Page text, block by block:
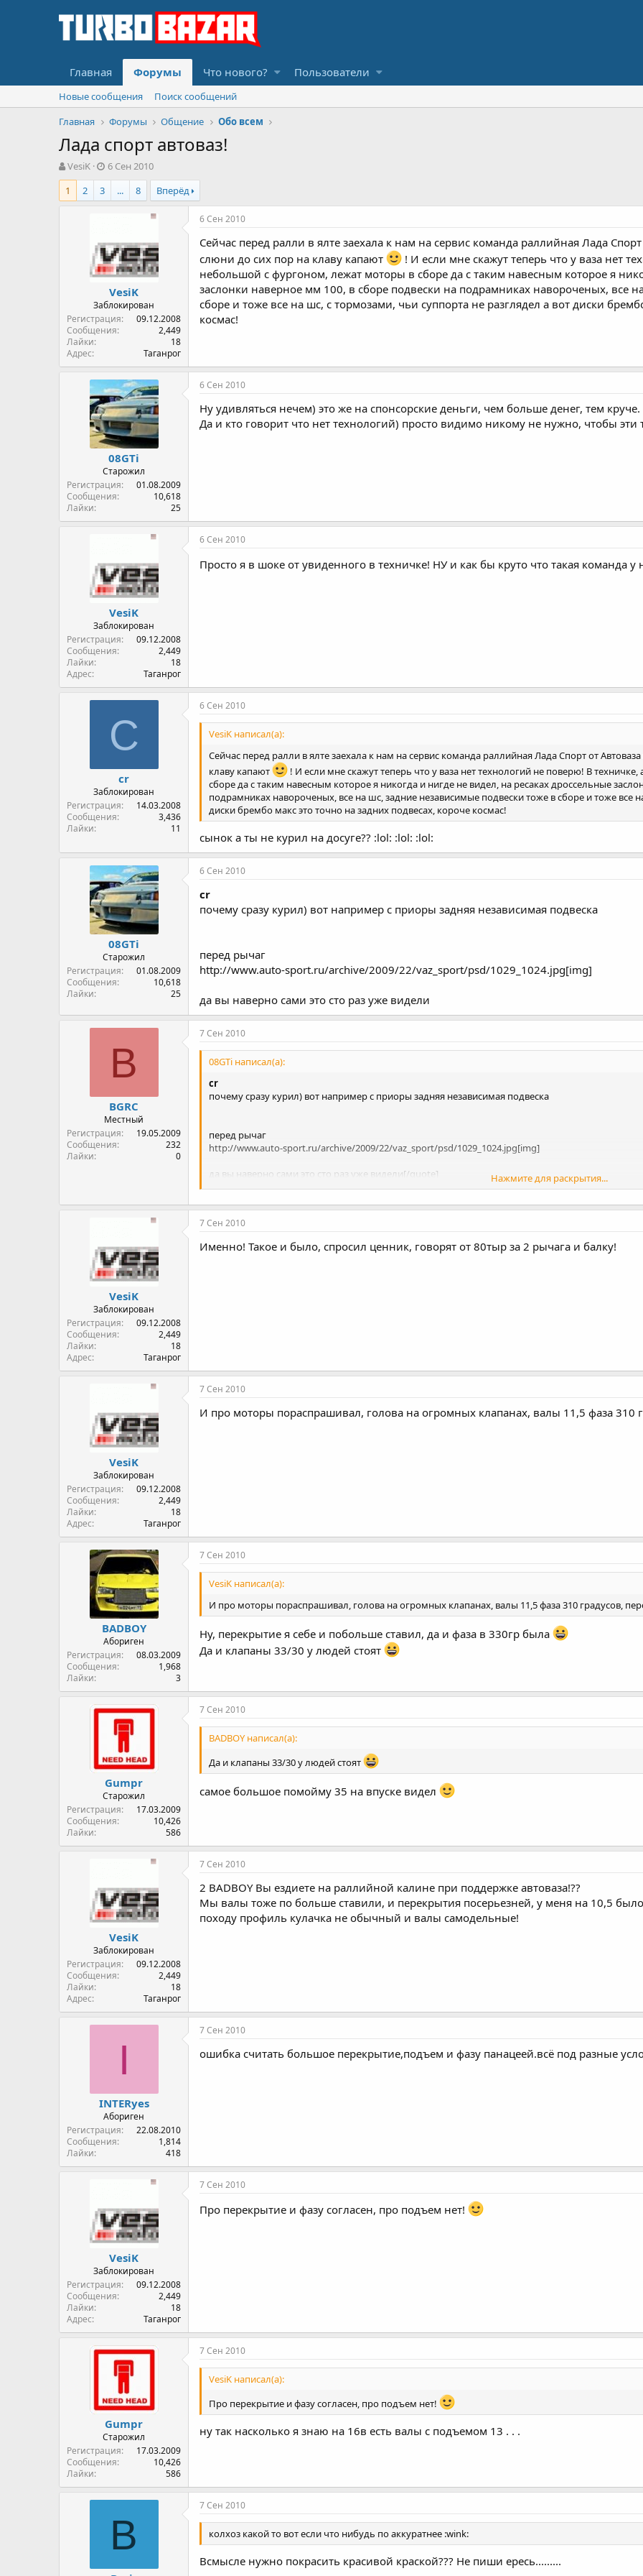
Главная Форумы Что нового? Пользователи
Новые сообщения
Поиск сообщений
Главная
Форумы Общение Обо всем
Лада спорт автоваз!
А
в
т
о
VesiK
Д
а
а
ч
а
л
а
6 Сен 2010
1
2 3 ... 8 Вперёд
VesiK
Заблокирован
Регистрация
09.12.2008
Сообщения
2,449
Лайки
18
Адрес
Таганрог
6 Сен 2010
Сейчас перед ралли в ялте заехала к нам на сервис команда раллийная Лада Спорт
слюни до сих пор на клаву капают
! И если мне скажут теперь что у ваза нет
небольшой с фургоном, лежат моторы в сборе да с таким навесным которое я
заслонки наверное мм 100, в сборе подвески на подрамниках навороченых, все
сборе и тоже все на шс, с тормозами, чьи суппорта не разглядел а вот диски
космас!
08GTi
Старожил
Регистрация
01.08.2009
Сообщения
10,618
Лайки
25
6 Сен 2010
Ну удивляться нечем) это же на спонсорские деньги, чем больше денег, тем круче.
Да и кто говорит что нет технологий) просто видимо никому не нужно, чтобы
VesiK
Заблокирован
Регистрация
09.12.2008
Сообщения
2,449
Лайки
18
Адрес
Таганрог
6 Сен 2010
Просто я в шоке от увиденного в техничке! НУ и как бы круто что такая команда у
C
cr
Заблокирован
Регистрация
14.03.2008
Сообщения
3,436
Лайки
11
6 Сен 2010
VesiK написал(а):
Сейчас перед ралли в ялте заехала к нам на сервис команда раллийная Лада Спорт от
клаву капают
! И если мне скажут теперь что у ваза нет технологий не поверю! В
сборе да с таким навесным которое я никогда и нигде не видел, на ресаках дроссельные
подрамниках навороченых, все на шс, задние независимые подвески тоже в сборе и тоже все
диски брембо макс это точно на задних подвесах, короче космас!
сынок а ты не курил на досуге?? :lol: :lol: :lol:
08GTi
Старожил
Регистрация
01.08.2009
Сообщения
10,618
Лайки
25
6 Сен 2010
cr
почему сразу курил) вот например с приоры задняя независимая подвеска
перед рычаг
http://www.auto-sport.ru/archive/2009/22/vaz_sport/psd/1029_1024.jpg[img]
да вы наверно сами это сто раз уже видели
B
BGRC
Местный
Регистрация
19.05.2009
Сообщения
232
Лайки
0
7 Сен 2010
08GTi написал(а):
cr
почему сразу курил) вот например с приоры задняя независимая подвеска
перед рычаг
http://www.auto-sport.ru/archive/2009/22/vaz_sport/psd/1029_1024.jpg[img]
да вы наверно сами это сто раз уже видели[/quote]
колхоз какой то вот если что нибудь по аккуратнее :wink:
Нажмите для раскрытия...
VesiK
Заблокирован
Регистрация
09.12.2008
Сообщения
2,449
Лайки
18
Адрес
Таганрог
7 Сен 2010
Именно! Такое и было, спросил ценник, говорят от 80тыр за 2 рычага и балку!
VesiK
Заблокирован
Регистрация
09.12.2008
Сообщения
2,449
Лайки
18
Адрес
Таганрог
7 Сен 2010
И про моторы пораспрашивал, голова на огромных клапанах, валы 11,5 фаза 310
BADBOY
Абориген
Регистрация
08.03.2009
Сообщения
1,968
Лайки
3
7 Сен 2010
VesiK написал(а):
И про моторы пораспрашивал, голова на огромных клапанах, валы 11,5 фаза 310 градусов,
Ну, перекрытие я себе и побольше ставил, да и фаза в 330гр была
Да и клапаны 33/30 у людей стоят
Gumpr
Старожил
Регистрация
17.03.2009
Сообщения
10,426
Лайки
586
7 Сен 2010
BADBOY написал(а):
Да и клапаны 33/30 у людей стоят
самое большое помойму 35 на впуске видел
VesiK
Заблокирован
Регистрация
09.12.2008
Сообщения
2,449
Лайки
18
Адрес
Таганрог
7 Сен 2010
2 BADBOY Вы ездиете на раллийной калине при поддержке автоваза!??
Мы валы тоже по больше ставили, и перекрытия посерьезней, у меня на 10,5
походу профиль кулачка не обычный и валы самодельные!
I
INTERyes
Абориген
Регистрация
22.08.2010
Сообщения
1,814
Лайки
418
7 Сен 2010
ошибка считать большое перекрытие,подъем и фазу панацеей.всё под разные
VesiK
Заблокирован
Регистрация
09.12.2008
Сообщения
2,449
Лайки
18
Адрес
Таганрог
7 Сен 2010
Про перекрытие и фазу согласен, про подъем нет!
Gumpr
Старожил
Регистрация
17.03.2009
Сообщения
10,426
Лайки
586
7 Сен 2010
VesiK написал(а):
Про перекрытие и фазу согласен, про подъем нет!
ну так насколько я знаю на 16в есть валы с подъемом 13 . . .
B
7 Сен 2010
колхоз какой то вот если что нибудь по аккуратнее :wink:
Всмысле нужно покрасить красивой краской??? Не пиши ересь.........